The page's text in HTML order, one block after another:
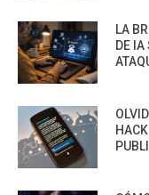
LA
DE